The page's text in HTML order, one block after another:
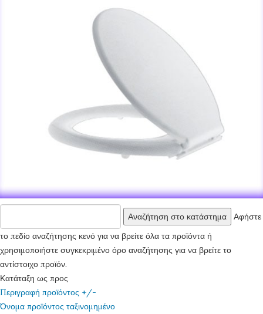
Αφήστε
το πεδίο αναζήτησης κενό για να βρείτε όλα τα προϊόντα ή
χρησιμοποιήστε συγκεκριμένο όρο αναζήτησης για να βρείτε το
αντίστοιχο προϊόν.
Κατάταξη ως προς
Περιγραφή προϊόντος +/-
Όνομα προϊόντος ταξινομημένο